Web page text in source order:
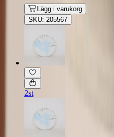
Lägg i varukorg
SKU: 205567
2st